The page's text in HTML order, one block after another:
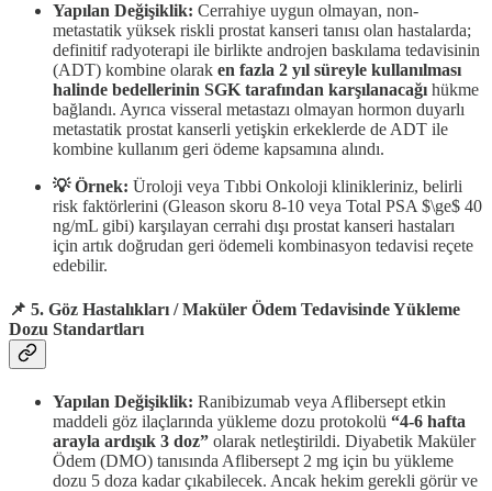
Yapılan Değişiklik: Cerrahiye uygun olmayan, non-
metastatik yüksek riskli prostat kanseri tanısı olan hastalarda;
definitif radyoterapi ile birlikte androjen baskılama tedavisinin
(ADT) kombine olarak en fazla 2 yıl süreyle kullanılması
halinde bedellerinin SGK tarafından karşılanacağıhükme
bağlandı. Ayrıca visseral metastazı olmayan hormon duyarlı
metastatik prostat kanserli yetişkin erkeklerde de ADT ile
kombine kullanım geri ödeme kapsamına alındı.
💡 Örnek: Üroloji veya Tıbbi Onkoloji klinikleriniz, belirli
risk faktörlerini (Gleason skoru 8-10 veya Total PSA $\ge$ 40
ng/mL gibi) karşılayan cerrahi dışı prostat kanseri hastaları
için artık doğrudan geri ödemeli kombinasyon tedavisi reçete
edebilir.
📌 5. Göz Hastalıkları / Maküler Ödem Tedavisinde Yükleme
Dozu Standartları
Yapılan Değişiklik: Ranibizumab veya Aflibersept etkin
maddeli göz ilaçlarında yükleme dozu protokolü “4-6 hafta
arayla ardışık 3 doz” olarak netleştirildi. Diyabetik Maküler
Ödem (DMO) tanısında Aflibersept 2 mg için bu yükleme
dozu 5 doza kadar çıkabilecek. Ancak hekim gerekli görür ve